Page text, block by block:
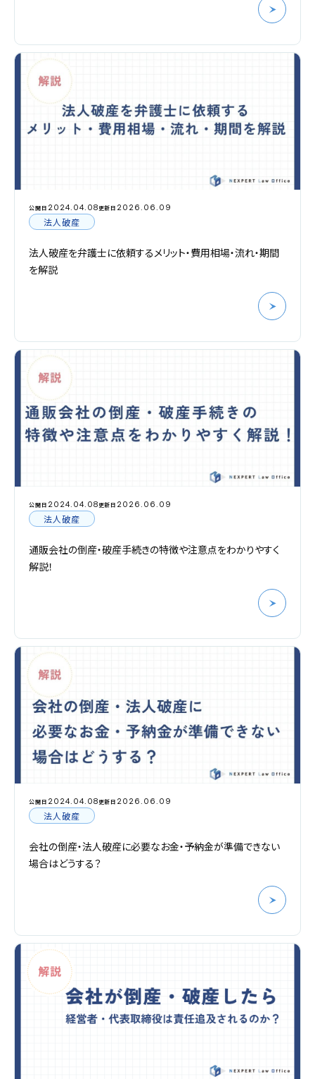
公開日 2024.04.08更新日 2026.06.09
法人破産
法人破産を弁護士に依頼するメリット・費用相場・流れ・期間
を解説
公開日 2024.04.08更新日 2026.06.09
法人破産
通販会社の倒産・破産手続きの特徴や注意点をわかりやすく
解説！
公開日 2024.04.08更新日 2026.06.09
法人破産
会社の倒産・法人破産に必要なお金・予納金が準備できない
場合はどうする？